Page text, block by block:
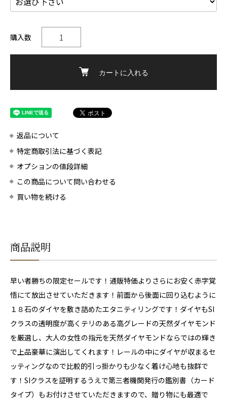
購入数
カートに入れる
返品について
特定商取引法に基づく表記
オプションの値段詳細
この商品について問い合わせる
買い物を続ける
商品説明
早い者勝ちの限定セールです！通販特価よりさらにお安く赤字覚
悟にて放出させていただきます！前面から後面に回り込むように
１８石のダイヤを敷き詰めたエタニティリングです！ダイヤもSI
クラスの透明度が高くテリのある高グレードの天然ダイヤモンド
を厳選し、大人の女性の指元を天然ダイヤモンドならではの輝き
で上品豪華に演出してくれます！レールの中にダイヤが収まるセ
ッティングなので比較的引っ掛かりも少なく着け心地も抜群で
す！SIクラスを証明するうえで第三者機関発行の鑑別書（カード
タイプ）もお付けさせていただきますので、贈り物にも最適で